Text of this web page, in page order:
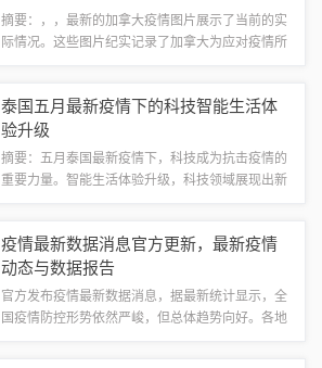
摘要：，，最新的加拿大疫情图片展示了当前的实
际情况。这些图片纪实记录了加拿大为应对疫情所
同抗击疫情的决心和行动，也呈现了疫情给当...
泰国五月最新疫情下的科技智能生活体
验升级
摘要：五月泰国最新疫情下，科技成为抗击疫情的
重要力量。智能生活体验升级，科技领域展现出新
利，提升人们的生活质量。实时追踪，健康守护...
疫情最新数据消息官方更新，最新疫情
动态与数据报告
官方发布疫情最新数据消息，据最新统计显示，全
国疫情防控形势依然严峻，但总体趋势向好。各地